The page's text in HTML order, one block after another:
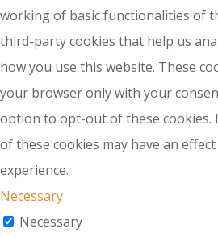
working of basic functionalities of
third-party cookies that help us
how you use this website. These
your browser only with your
option to opt-out of these cookies.
of these cookies may have an
experience.
Necessary
Necessary